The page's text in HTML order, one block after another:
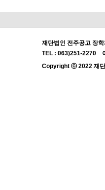
재단법인 전주공고 장
TEL : 063)251-2270
Copyright ⓒ 2022 재